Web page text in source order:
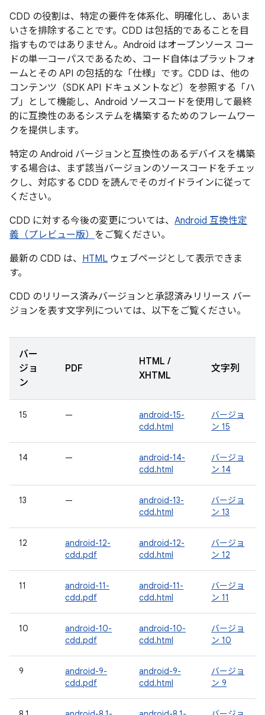
CDD の役割は、特定の要件を体系化、明確化し、あいま
いさを排除することです。CDD は包括的であることを目
指すものではありません。Android はオープンソース コー
ドの単一コーパスであるため、コード自体はプラットフォ
ームとその API の包括的な「仕様」です。CDD は、他の
コンテンツ（SDK API ドキュメントなど）を参照する「ハ
ブ」として機能し、Android ソースコードを使用して最終
的に互換性のあるシステムを構築するためのフレームワー
クを提供します。
特定の Android バージョンと互換性のあるデバイスを構築
する場合は、まず該当バージョンのソースコードをチェッ
クし、対応する CDD を読んでそのガイドラインに従って
ください。
CDD に対する今後の変更については、 Android 互換性定
義（プレビュー版） をご覧ください。
最新の CDD は、 HTML ウェブページとして表示できま
す。
CDD のリリース済みバージョンと承認済みリリース バー
ジョンを表す文字列については、以下をご覧ください。
バー
ジョ
ン
PDF
HTML /
XHTML
文字列
15 —
android-15-
cdd.html
バージョ
ン 15
14 —
android-14-
cdd.html
バージョ
ン 14
13 —
android-13-
cdd.html
バージョ
ン 13
12
android-12-
cdd.pdf
android-12-
cdd.html
バージョ
ン 12
11
android-11-
cdd.pdf
android-11-
cdd.html
バージョ
ン 11
10
android-10-
cdd.pdf
android-10-
cdd.html
バージョ
ン 10
9
android-9-
cdd.pdf
android-9-
cdd.html
バージョ
ン 9